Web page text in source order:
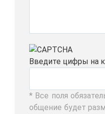
Вве­ди­те циф­ры на
* Все по­ля
об­ще­ние бу­дет